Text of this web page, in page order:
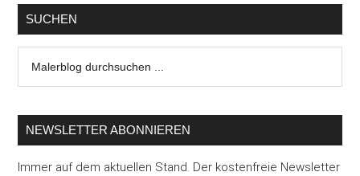
SUCHEN
durchsuchen
NEWSLETTER ABONNIEREN
Immer auf dem aktuellen Stand. Der kostenfreie Newsletter